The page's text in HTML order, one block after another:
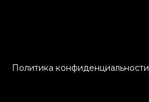
Политика конфиденциальности